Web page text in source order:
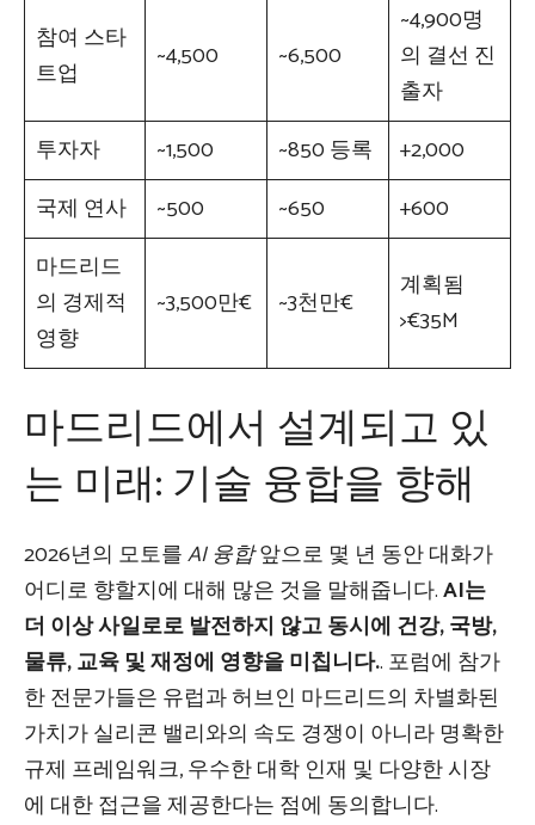
참여 스타
트업
~4,500 ~6,500
~4,900명
의 결선 진
출자
투자자
~1,500 ~850 등록
+2,000
국제 연사
~500 ~650
+600
마드리드
의 경제적
영향
~3,500만€ ~3천만€
계획됨
>€35M
마드리드에서 설계되고 있
는 미래: 기술 융합을 향해
2026년의 모토를AI 융합앞으로 몇 년 동안 대화가
어디로 향할지에 대해 많은 것을 말해줍니다.AI는
더 이상 사일로로 발전하지 않고 동시에 건강, 국방,
물류, 교육 및 재정에 영향을 미칩니다.. 포럼에 참가
한 전문가들은 유럽과 허브인 마드리드의 차별화된
가치가 실리콘 밸리와의 속도 경쟁이 아니라 명확한
규제 프레임워크, 우수한 대학 인재 및 다양한 시장
에 대한 접근을 제공한다는 점에 동의합니다.